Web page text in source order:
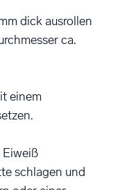
dick ausrollen
ca.
einem
Eiweiß
schlagen und